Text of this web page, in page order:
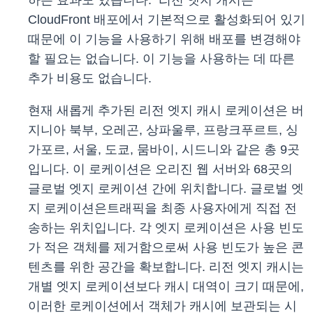
CloudFront 배포에서 기본적으로 활성화되어 있기
때문에 이 기능을 사용하기 위해 배포를 변경해야
할 필요는 없습니다. 이 기능을 사용하는 데 따른
추가 비용도 없습니다.
현재 새롭게 추가된 리전 엣지 캐시 로케이션은 버
지니아 북부, 오레곤, 상파울루, 프랑크푸르트, 싱
가포르, 서울, 도쿄, 뭄바이, 시드니와 같은 총 9곳
입니다. 이 로케이션은 오리진 웹 서버와 68곳의
글로벌 엣지 로케이션 간에 위치합니다. 글로벌 엣
지 로케이션은트래픽을 최종 사용자에게 직접 전
송하는 위치입니다. 각 엣지 로케이션은 사용 빈도
가 적은 객체를 제거함으로써 사용 빈도가 높은 콘
텐츠를 위한 공간을 확보합니다. 리전 엣지 캐시는
개별 엣지 로케이션보다 캐시 대역이 크기 때문에,
이러한 로케이션에서 객체가 캐시에 보관되는 시